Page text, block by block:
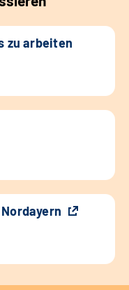
zu arbeiten